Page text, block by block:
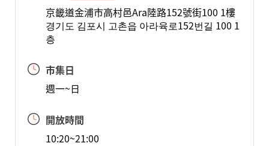
京畿道金浦市高村邑Ara陸路152號街100 1樓
경기도 김포시 고촌읍 아라육로152번길 100 1
층
市集日
週一~日
開放時間
10:20~21:00